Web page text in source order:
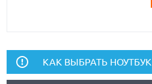
КАК ВЫБРАТЬ НОУТБУК